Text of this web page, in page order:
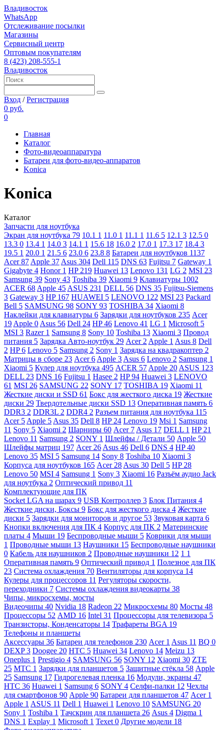
Владивосток
WhatsApp
Отслеживание посылки
Магазины
Сервисный центр
Оптовым покупателям
8 (423) 208-555-1
Владивосток
Вход /Регистрация
0 руб.
0
Главная
Каталог
Фото-видеоаппаратура
Батареи для фото-видео-аппаратов
Konica
Konica
Каталог
Запчасти для ноутбука
Экран для ноутбука 79 10.1 1 11.0 1 11.1 1 11.6 5 12.1 3 12.5 0
13.3 0 13.4 1 14.0 3 14.1 1 15.6 18 16.0 2 17.0 1 17.3 17 18.4 3
19.5 1 20.0 1 21.5 6 23.0 6 23.8 8 Батареи для ноутбуков 1137
Acer87 Apple 37 Asus 304 Dell 115 DNS 63 Fujitsu 7 Gateway 1
Gigabyte 4 Honor 1 HP 219 Huawei 13 Lenovo 131 LG 2 MSI 23
Samsung 39 Sony 43 Toshiba 39 Xiaomi 9 Клавиатуры 1002
ACER 68 Apple 45 ASUS 231 DELL 56 DNS 35 Fujitsu-Siemens
3 Gateway 3 HP 167 HUAWEI 5 LENOVO 122 MSI 23 Packard
Bell 5 SAMSUNG 98 SONY 93 TOSHIBA 34 Xiaomi 8
Наклейки для клавиатуры 6 Зарядки для ноутбуков 235 Acer
19 Apple 0 Asus 56 Dell 24 HP46 Lenovo 41 LG 1 Microsoft 5
MSI 3 Razer 1 Samsung 8 Sony 10 Toshiba 13 Xiaomi 3 Провод
питания 5 Зарядка Авто-ноутбук 29 Acer 2 Apple 1 Asus 8 Dell
2 HP6 Lenovo 5 Samsung 2 Sony 1 Зарядка на квадракоптер 2
Матрицы в сборе 23 Acer6 Apple 3 Asus 6 Lenovo 2 Samsung 1
Xiaomi 5 Кулер для ноутбука 495 ACER 57 Apple 20 ASUS 123
DELL 23 DNS 16 Fujitsu 1 Hasee 2 HP94 Huawei 3 LENOVO
61 MSI 26 SAMSUNG 22 SONY 17 TOSHIBA 19 Xiaomi 11
Жесткие диски и SSD 61 Бокс для жесткого диска 19 Жесткие
диски 29 Твердотельные диски SSD 13 Оперативная память 6
DDR3 2 DDR3L 2 DDR4 2 Разъем питания для ноутбука 115
Acer 5 Apple 5 Asus 35 Dell 8 HP 24 Lenovo 19 Msi 1 Samsung
11 Sony 5 Xiaomi 2 Шарниры 60 Acer 7 Asus 17 DELL 1 HP 21
Lenovo 11 Samsung 2 SONY 1 Шлейфы / Детали 50 Apple 50
Шлейфы матриц 197 Acer 26 Asus 46 Dell 6 DNS 4 HP40
Lenovo 35 MSI 5 Samsung 14 Sony 8 Toshiba 10 Xiaomi 3
Корпуса для ноутбуков 165 Acer 28 Asus 30 Dell 5 HP 28
Lenovo 50 MSI 4 Samsung 1 Sony 3 Xiaomi 16 Разъём аудио Jack
для ноутбука 2 Оптический привод 11
Комплектующие для ПК
Socket LGA на шарах 9 USB Контроллер 3 Блок Питания 4
Жесткие диски, Боксы 9 Бокс для жесткого диска 4 Жесткие
диски 5 Зарядки для мониторов и другое 53 Звуковая карта 6
Кнопки включения для ПК 4 Корпус для ПК 2 Материнские
платы 4 Мыши 19 Беспроводные мыши 5 Коврики для мыши
1 Проводные мыши 13 Наушники 15 Беспроводные наушники
0 Кабель для наушников 2 Проводные наушники 12 1 1
Оперативная память 9 Оптический привод 1 Полезное для ПК
23 Система охлаждения 70 Вентиляторы для корпуса 14
Кулеры для процессоров 11 Регуляторы скорости,
переходники 7 Системы охлаждения видеокарты 38
Чипы, микросхемы, мосты
Видеочипы 40 Nvidia 18 Radeon 22 Микросхемы 80 Мосты 48
Процессоры 52 AMD 16 Intel 31 Процессоры для телевизора 5
Транзисторы, Конденсаторы 14 Трафареты BGA 19
Телефоны и планшеты
Аксессуары 36 Батареи для телефонов 230 Acer 1 Asus 11 BQ 0
DEXP3 Doogee 20 HTC 5 Huawei 34 Lenovo 14 Meizu 13
Oneplus 1 Prestigio 4 SAMSUNG 56 SONY 12 Xiaomi 30 ZTE
25 МТС 1 Зарядки для планшетов 5 Защитные стёкла 58 Apple
25 Samsung 17 Гидрогелевая пленка 16 Модули, экраны 47
HTC 36 Huawei 1 Samsung 6 SONY 4 Селфи-палки 12 Чехлы
для смартфонов 90 Apple 90 Батареи для планшетов 47 Acer 1
Apple 1 ASUS 11 Dell 1 Huawei 1 Lenovo 10 SAMSUNG 20
Sony 1 Toshiba 1 Тачскрин для планшета 26 Asus 4 Digma 1
DNS 1 Explay 1 Microsoft 1 Texet 0 Другие модели 18